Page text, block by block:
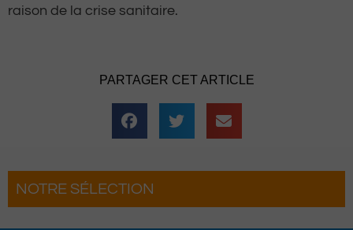
raison de la crise sanitaire.
PARTAGER CET ARTICLE
NOTRE SÉLECTION
Hestiv’Òc : Les férias Béarnaises font leur
grand retour à Pau